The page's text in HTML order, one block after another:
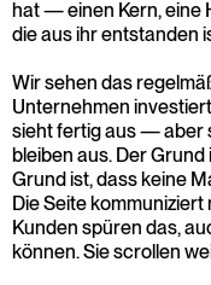
hat — einen Kern, eine
die aus ihr entstanden
Wir sehen das
Unternehmen
sieht fertig aus — aber
bleiben aus. Der
Grund ist, dass keine
Die Seite
Kunden spüren das,
können. Sie scrollen